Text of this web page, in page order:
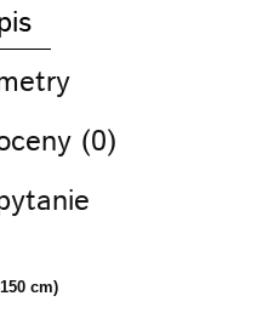
(0)
cm)